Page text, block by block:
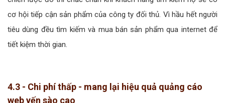
cơ hội tiếp cận sản phẩm của công ty đối thủ. Vì hầu hết người
tiêu dùng đều tìm kiếm và mua bán sản phẩm qua internet để
tiết kiệm thời gian.
4.3 - Chi phí thấp - mang lại hiệu quả quảng cáo
web yến sào cao